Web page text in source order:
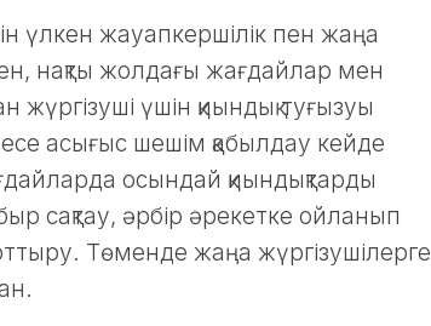
үлкен жауапкершілік пен жаңа
нақты жолдағы жағдайлар мен
үшін қиындық туғызуы
асығыс шешім қабылдау кейде
осындай қиындықтарды
сақтау, әрбір әрекетке ойланып
Төменде жаңа жүргізушілерге